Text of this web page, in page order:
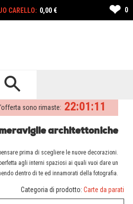
CARELLO: 0,00 € ❤ 0
22:01:10
sono rimaste:
architettoniche
prima di scegliere le nuove decorazioni.
agli interni spaziosi ai quali vuoi dare un
dentro di te ed innamorati della fotografia.
Categoria di prodotto: Carte da parati